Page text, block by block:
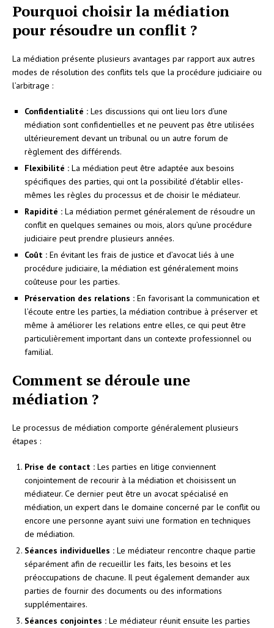
Pourquoi choisir la médiation
pour résoudre un conflit ?
La médiation présente plusieurs avantages par rapport aux autres
modes de résolution des conflits tels que la procédure judiciaire ou
l’arbitrage :
Confidentialité : Les discussions qui ont lieu lors d’une
médiation sont confidentielles et ne peuvent pas être utilisées
ultérieurement devant un tribunal ou un autre forum de
règlement des différends.
Flexibilité : La médiation peut être adaptée aux besoins
spécifiques des parties, qui ont la possibilité d’établir elles-
mêmes les règles du processus et de choisir le médiateur.
Rapidité : La médiation permet généralement de résoudre un
conflit en quelques semaines ou mois, alors qu’une procédure
judiciaire peut prendre plusieurs années.
Coût : En évitant les frais de justice et d’avocat liés à une
procédure judiciaire, la médiation est généralement moins
coûteuse pour les parties.
Préservation des relations : En favorisant la communication et
l’écoute entre les parties, la médiation contribue à préserver et
même à améliorer les relations entre elles, ce qui peut être
particulièrement important dans un contexte professionnel ou
familial.
Comment se déroule une
médiation ?
Le processus de médiation comporte généralement plusieurs
étapes :
Prise de contact : Les parties en litige conviennent
conjointement de recourir à la médiation et choisissent un
médiateur. Ce dernier peut être un avocat spécialisé en
médiation, un expert dans le domaine concerné par le conflit ou
encore une personne ayant suivi une formation en techniques
de médiation.
Séances individuelles : Le médiateur rencontre chaque partie
séparément afin de recueillir les faits, les besoins et les
préoccupations de chacune. Il peut également demander aux
parties de fournir des documents ou des informations
supplémentaires.
Séances conjointes : Le médiateur réunit ensuite les parties